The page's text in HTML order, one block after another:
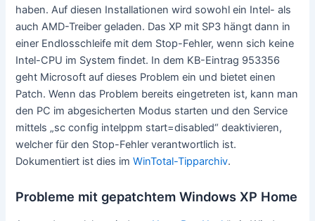
haben. Auf diesen Installationen wird sowohl ein Intel- als
auch AMD-Treiber geladen. Das XP mit SP3 hängt dann in
einer Endlosschleife mit dem Stop-Fehler, wenn sich keine
Intel-CPU im System findet. In dem KB-Eintrag 953356
geht Microsoft auf dieses Problem ein und bietet einen
Patch. Wenn das Problem bereits eingetreten ist, kann man
den PC im abgesicherten Modus starten und den Service
mittels „sc config intelppm start=disabled“ deaktivieren,
welcher für den Stop-Fehler verantwortlich ist.
Dokumentiert ist dies imWinTotal-Tipparchiv.
Probleme mit gepatchtem Windows XP Home